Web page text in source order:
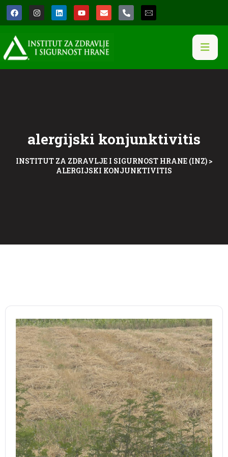
alergijski konjunktivitis
INSTITUT ZA ZDRAVLJE I SIGURNOST HRANE (INZ)>
ALERGIJSKI KONJUNKTIVITIS